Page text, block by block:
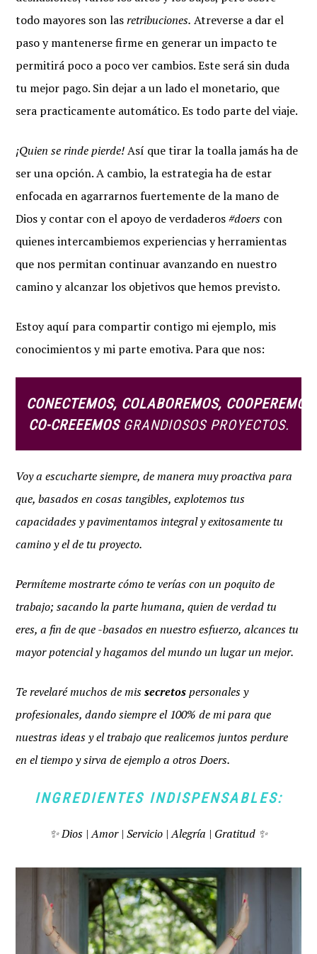
todo mayores son lasretribuciones. Atreverse a dar el
paso y mantenerse firme en generar un impacto te
permitirá poco a poco ver cambios. Este será sin duda
tu mejor pago. Sin dejar a un lado el monetario, que
sera practicamente automático. Es todo parte del viaje.
¡Quien se rinde pierde!Así que tirar la toalla jamás ha de
ser una opción. A cambio, la estrategia ha de estar
enfocada en agarrarnos fuertemente de la mano de
Dios y contar con el apoyo de verdaderos#doers con
quienes intercambiemos experiencias y herramientas
que nos permitan continuar avanzando en nuestro
camino y alcanzar los objetivos que hemos previsto.
Estoy aquí para compartir contigo mi ejemplo, mis
conocimientos y mi parte emotiva. Para que nos:
CONECTEMOS, COLABOREMOS,
CO-CREEEMOSGRANDIOSOS PROYECTOS.
Voy a escucharte siempre, de manera muy proactiva para
que, basados en cosas tangibles, explotemos tus
capacidades y pavimentamos integral y exitosamente tu
camino y el de tu proyecto.
Permíteme mostrarte cómo te verías con un poquito de
trabajo; sacando la parte humana, quien de verdad tu
eres, a fin de que -basados en nuestro esfuerzo, alcances tu
mayor potencial y hagamos del mundo un lugar un mejor.
Te revelaré muchos de missecretospersonales y
profesionales, dando siempre el 100% de mi para que
nuestras ideas y el trabajo que realicemos juntos perdure
en el tiempo y sirva de ejemplo a otros Doers.
INGREDIENTES INDISPENSABLES:
✨ Dios | Amor | Servicio | Alegría | Gratitud ✨